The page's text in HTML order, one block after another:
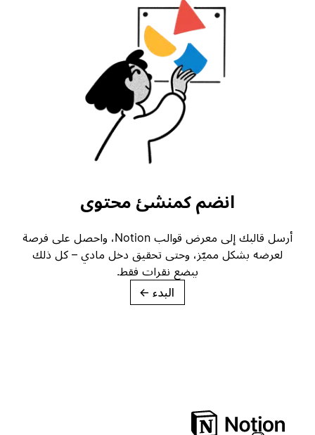
انضم كمنشئ محتوى
أرسل قالبك إلى معرض قوالب Notion، واحصل على فرصة
لعرضه بشكل مميّز، وحتى تحقيق دخل مادي – كل ذلك
ببضع نقرات فقط.
→